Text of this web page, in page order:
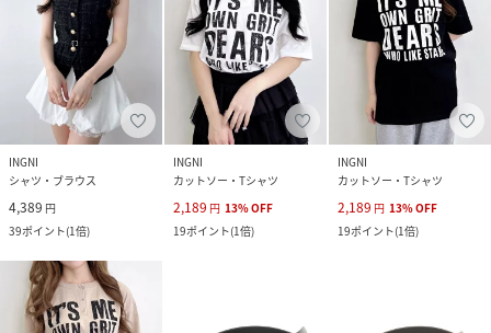
INGNI
シャツ・ブラウス
4,389 円
39ポイント(1倍)
INGNI
カットソー・Tシャツ
2,189 円 13%OFF
19ポイント(1倍)
INGNI
カットソー・Tシャツ
2,189 円 13%OFF
19ポイント(1倍)